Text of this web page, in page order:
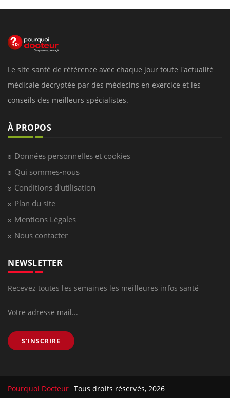
Le site santé de référence avec chaque jour toute l'actualité
médicale decryptée par des médecins en exercice et les
conseils des meilleurs spécialistes.
À PROPOS
Données personnelles et cookies
Qui sommes-nous
Conditions d'utilisation
Plan du site
Mentions Légales
Nous contacter
NEWSLETTER
Recevez toutes les semaines les meilleures infos santé
S'INSCRIRE
Pourquoi Docteur Tous droits réservés, 2026